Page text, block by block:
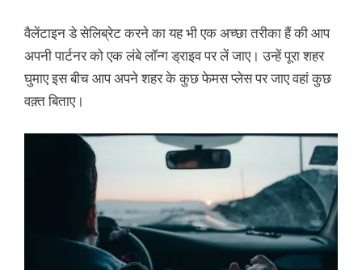
वैलेंटाइन डे सेलिब्रेट करने का यह भी एक अच्छा तरीका हैं की आप
अपनी पार्टनर को एक लंबे लॉन्ग ड्राइव पर लें जाए। उन्हें पूरा शहर
घुमाए इस बीच आप अपने शहर के कुछ फेमस प्लेस पर जाए वहां कुछ
वक़्त बिताए।